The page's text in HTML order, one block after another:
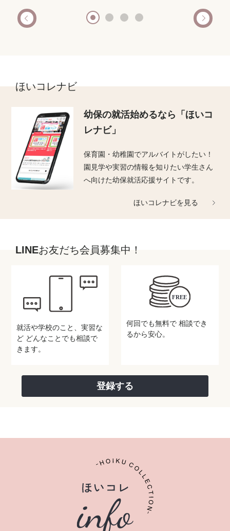
ほいコレナビ
幼保の就活始めるなら 「ほいコ
レナビ」
保育園・幼稚園でアルバイトがしたい！
園見学や実習の情報を知りたい学生さん
へ向けた幼保就活応援サイトです。
ほいコレナビを見る
LINEお友だち会員募集中！
就活や学校のこと、実習な
どどんなことでも相談で
きます。
何回でも無料で相談でき
るから安心。
登録する